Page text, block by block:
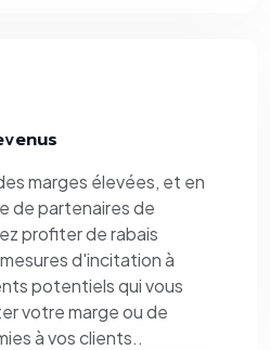
marges élevées, et en
de partenaires de
profiter de rabais
d'incitation à
potentiels qui vous
votre marge ou de
à vos clients..